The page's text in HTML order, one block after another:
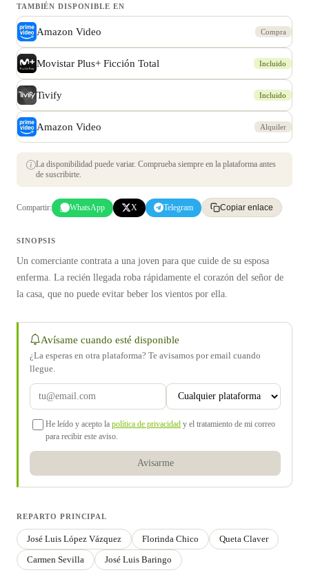
TAMBIÉN DISPONIBLE EN
Amazon Video Compra
Movistar Plus+ Ficción Total Incluido
Tivify Incluido
Amazon Video Alquiler
La disponibilidad puede variar. Comprueba siempre en la plataforma antes
de suscribirte.
Compartir: WhatsApp X Telegram Copiar enlace
SINOPSIS
Un comerciante contrata a una joven para que cuide de su esposa
enferma. La recién llegada roba rápidamente el corazón del señor de
la casa, que no puede evitar beber los vientos por ella.
Avísame cuando esté disponible
¿La esperas en otra plataforma? Te avisamos por email cuando
llegue.
He leído y acepto la política de privacidad y el tratamiento de mi correo
para recibir este aviso.
Avisarme
REPARTO PRINCIPAL
José Luis López Vázquez Florinda Chico
Queta Claver
Carmen Sevilla
José Luis Baringo